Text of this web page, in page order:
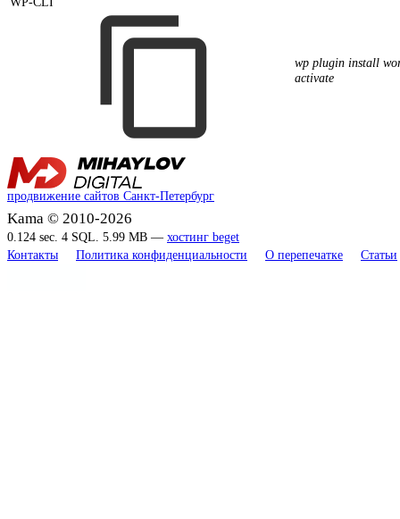
wp plugin install
activate
продвижение сайтов Санкт-Петербург
Kama © 2010-2026
0.124 sec. 4 SQL. 5.99 MB — хостинг beget
Контакты
Политика конфиденциальности О перепечатке Статьи